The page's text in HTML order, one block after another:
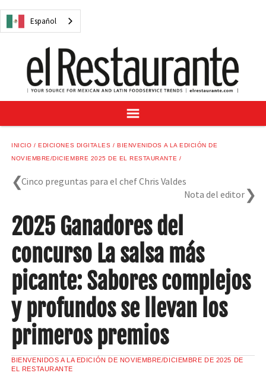
Español
NOTICIAS
RECETAS
GUÍA DEL COMPRADOR
SUSCRÍBASE A
CENTRO DE MUESTRAS
VINO/LICOR MEXICANO
Español
INICIO EDICIONES DIGITALES
BIENVENIDOS A LA EDICIÓN DE
NOVIEMBRE/DICIEMBRE 2025 DE EL RESTAURANTE
Cinco preguntas para el chef Chris Valdes
Nota del editor
2025 Ganadores del
concurso La salsa más
picante: Sabores complejos
y profundos se llevan los
primeros premios
BIENVENIDOS A LA EDICIÓN DE NOVIEMBRE/DICIEMBRE DE 2025 DE
EL RESTAURANTE